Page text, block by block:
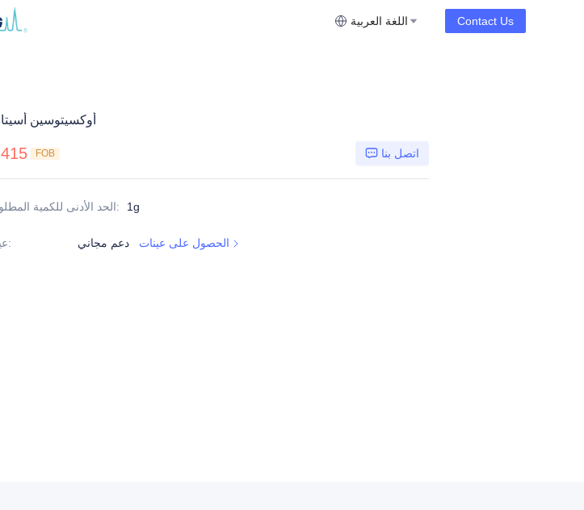
اللغة العربية Contact Us
أوكسيتوسين
415 FOB اتصل بنا
الحد الأدنى للكمية: 1g
: دعم مجاني الحصول على عينات